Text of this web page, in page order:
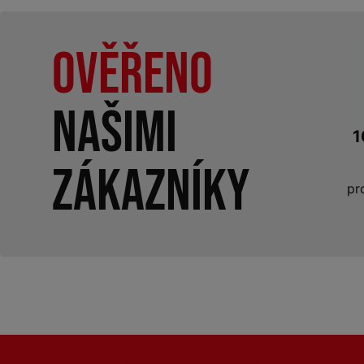
Ověřeno
našimi
zákazníky